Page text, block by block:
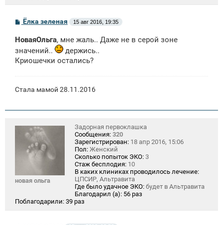
С
о
б
щ
е
н
Ёлка зеленая 15 авг 2016, 19:35
НоваяОльга, мне жаль.. Даже не в серой зоне
значений..
держись..
Криошечки остались?
Стала мамой 28.11.2016
новая ольга
Задорная первоклашка
Сообщения: 320
Зарегистрирован: 18 апр 2016, 15:06
Пол: Женский
Сколько попыток ЭКО: 3
Стаж бесплодия: 10
В каких клиниках проводилось лечение:
ЦПСИР, Альтравита
Где было удачное ЭКО: будет в Альтравита
Благодарил (а): 56 раз
Поблагодарили: 39 раз